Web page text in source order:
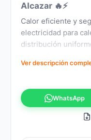
Alcazar 🔥⚡
Calor eficiente y
electricidad para
distribución
Tecnología
Ventilador
distribución
Piloto
Ver descripción
WhatsApp